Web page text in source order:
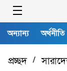
অন্যান্য অর্থনীতি
প্রচ্ছদ/